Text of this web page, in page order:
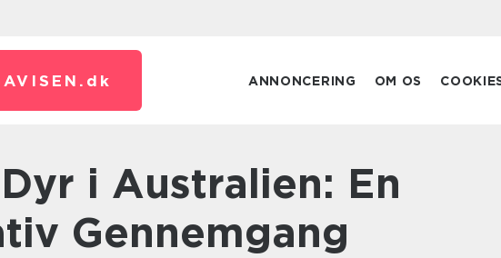
dk ANNONCERING OM OS
Gennemgang